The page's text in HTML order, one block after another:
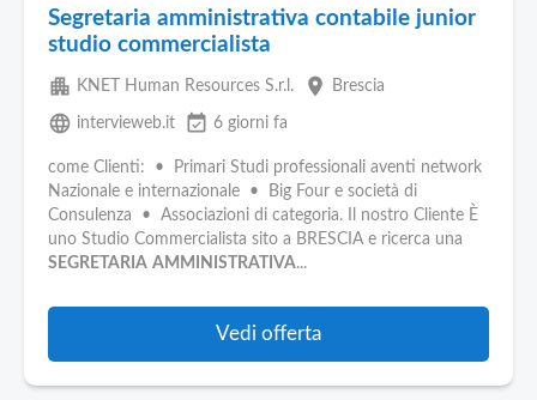
Segretaria amministrativa contabile junior
studio commercialista
apartment KNET Human Resources S.r.l. place Brescia
language intervieweb.it event_available 6 giorni fa
come Clienti: • Primari Studi professionali aventi network
Nazionale e internazionale • Big Four e società di
Consulenza • Associazioni di categoria. Il nostro Cliente È
uno Studio Commercialista sito a BRESCIA e ricerca una
SEGRETARIA AMMINISTRATIVA...
Vedi offerta